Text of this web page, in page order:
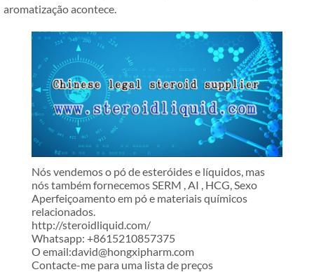
aromatização acontece.
Nós vendemos o pó de esteróides e líquidos, mas
nós também fornecemos SERM , AI , HCG, Sexo
Aperfeiçoamento em pó e materiais químicos
relacionados.
http://steroidliquid.com/
Whatsapp: +8615210857375
O email:david@hongxipharm.com
Contacte-me para uma lista de preços